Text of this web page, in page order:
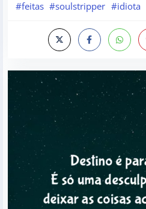
#feitas #soulstripper #idiota